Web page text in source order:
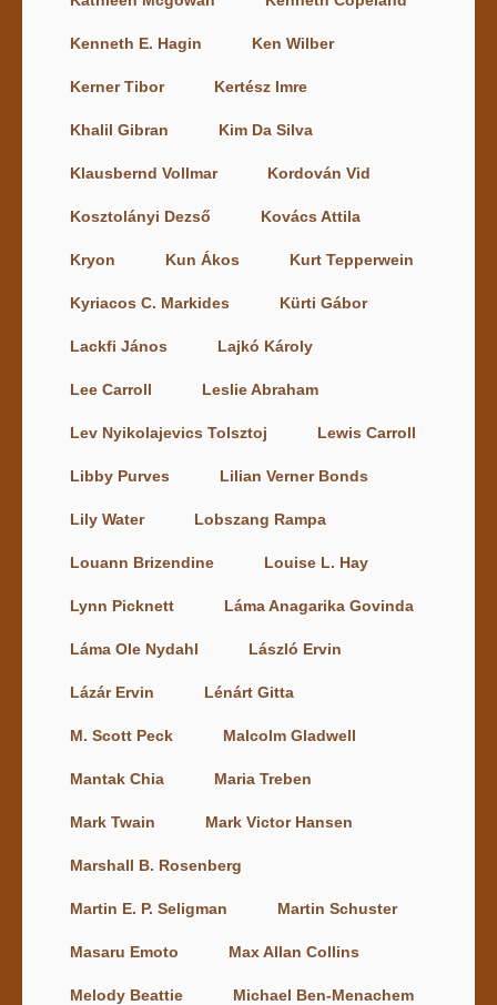
Kenneth E. Hagin Ken Wilber
Kerner Tibor Kertész Imre
Khalil Gibran Kim Da Silva
Klausbernd Vollmar Kordován Vid
Kosztolányi Dezső Kovács Attila
Kryon Kun Ákos Kurt Tepperwein
Kyriacos C. Markides Kürti Gábor
Lackfi János Lajkó Károly
Lee Carroll Leslie Abraham
Lev Nyikolajevics Tolsztoj Lewis Carroll
Libby Purves Lilian Verner Bonds
Lily Water Lobszang Rampa
Louann Brizendine Louise L. Hay
Lynn Picknett Láma Anagarika Govinda
Láma Ole Nydahl László Ervin
Lázár Ervin Lénárt Gitta
M. Scott Peck Malcolm Gladwell
Mantak Chia Maria Treben
Mark Twain Mark Victor Hansen
Marshall B. Rosenberg
Martin E. P. Seligman Martin Schuster
Masaru Emoto Max Allan Collins
Melody Beattie Michael Ben-Menachem